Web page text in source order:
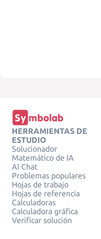
HERRAMIENTAS DE
ESTUDIO
Solucionador
Matemático de IA
AI Chat
Problemas populares
Hojas de trabajo
Hojas de referencia
Calculadoras
Calculadora gráfica
Verificar solución